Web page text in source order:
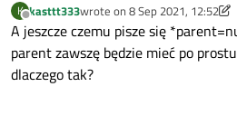
K
Offline
kasttt333wrote on 8 Sep 2021, 12:52
last edited by kasttt3339 Aug
A jeszcze czemu pisze się
parent zawszę będzie mieć po
dlaczego tak?